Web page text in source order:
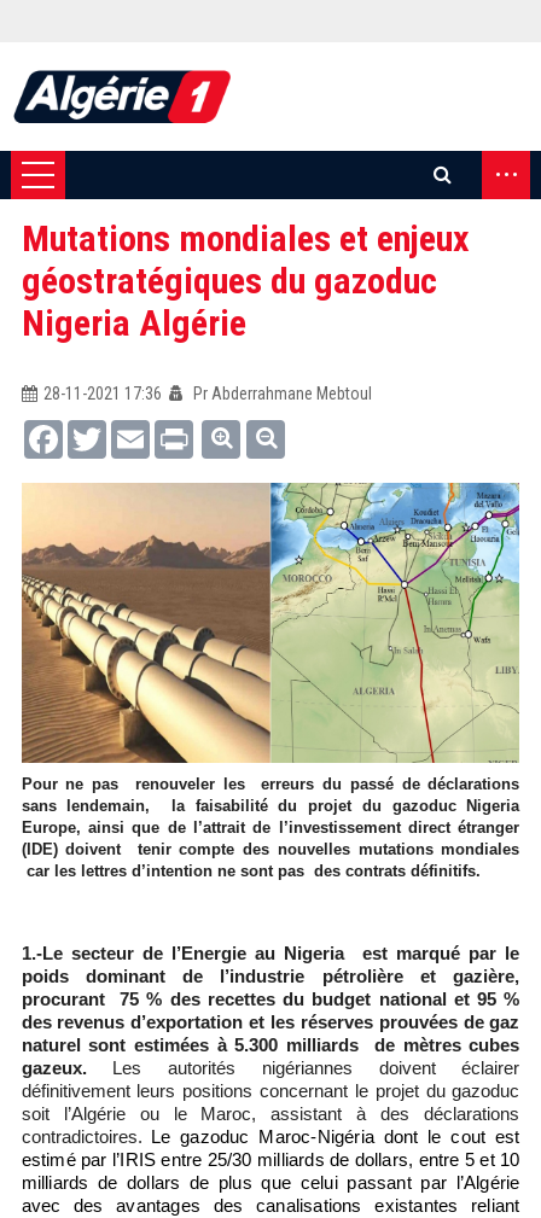
...
Mutations mondiales et enjeux
géostratégiques du gazoduc
Nigeria Algérie
28-11-2021 17:36
Pr Abderrahmane Mebtoul
FacebookTwitterEmail Print
Pour ne pas renouveler les erreurs du passé de déclarations
sans lendemain, la faisabilité du projet du gazoduc Nigeria
Europe, ainsi que de l’attrait de l’investissement direct étranger
(IDE) doivent tenir compte des nouvelles mutations mondiales
car les lettres d’intention ne sont pas des contrats définitifs.
1.-Le secteur de l’Energie au Nigeria est marqué par le
poids dominant de l’industrie pétrolière et gazière,
procurant 75 % des recettes du budget national et 95 %
des revenus d’exportation et les réserves prouvées de gaz
naturel sont estimées à 5.300 milliards de mètres cubes
gazeux.Les autorités nigériannes doivent éclairer
définitivement leurs positions concernant le projet du gazoduc
soit l’Algérie ou le Maroc, assistant à des déclarations
contradictoires.
Le gazoduc Maroc-Nigéria dont le cout est
estimé par l’IRIS entre 25/30 milliards de dollars, entre 5 et 10
milliards de dollars de plus que celui passant par l’Algérie
avec des avantages des canalisations existantes reliant